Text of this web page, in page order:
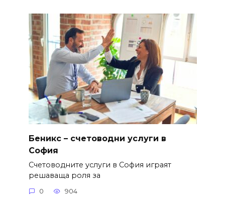
Беникс – счетоводни услуги в
София
Счетоводните услуги в София играят
решаваща роля за
0 904